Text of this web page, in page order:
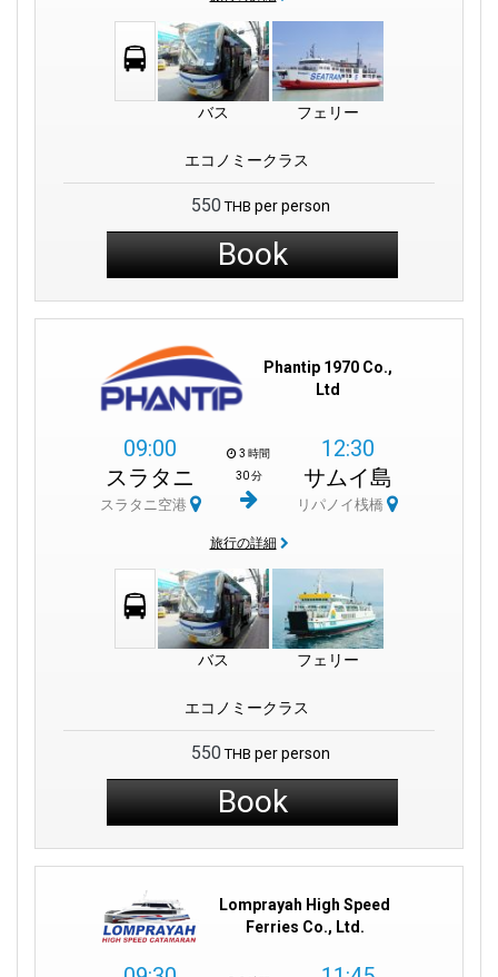
バス フェリー
エコノミークラス
550 THB per person
Book
Phantip 1970 Co.,
Ltd
09:00
スラタニ
スラタニ空港
3 時間
30 分
12:30
サムイ島
リパノイ桟橋
旅行の詳細
バス フェリー
エコノミークラス
550 THB per person
Book
Lomprayah High Speed
Ferries Co., Ltd.